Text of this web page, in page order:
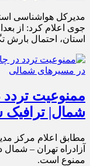
مدیرکل هواشناسی
جوی اعلام کرد: از
استان، احتمال بارش
ممنوعیت تردد
شمال|
مطابق اعلام مرکز
آزادراه تهران –
ممنوع است.